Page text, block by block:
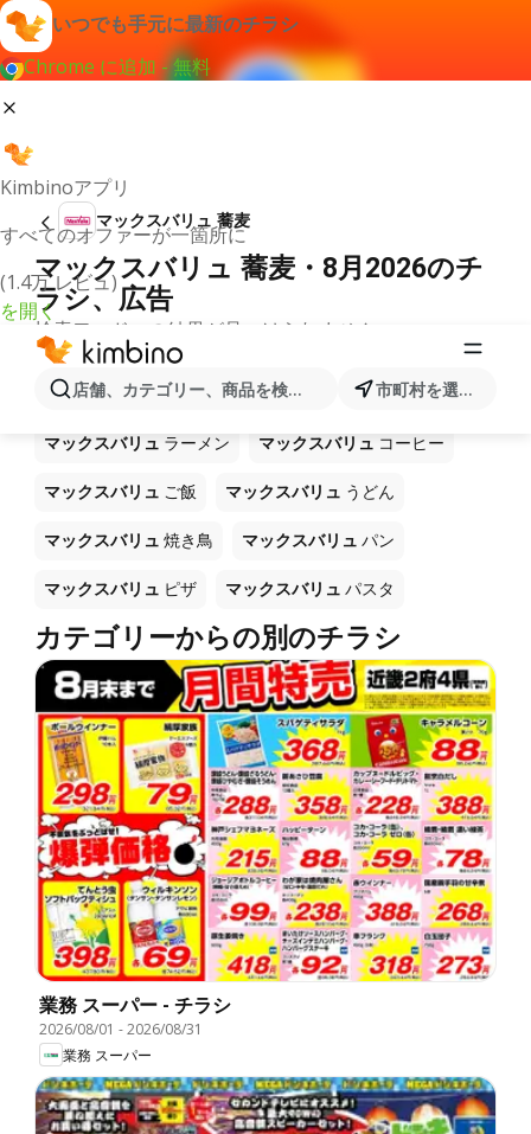
いつでも手元に最新のチラシ
Chrome に追加 - 無料
Kimbinoアプリ
すべてのオファーが一箇所に
(1.4万 レビュ)
を開く
店舗、カテゴリー、商品を検索... 市町村を選択します
マックスバリュ 蕎麦
マックスバリュ 蕎麦・8月2026のチ
ラシ、広告
検索ワードへの結果が見つけられません。
ショップ マックスバリュ で販売中
の他製品
マックスバリュ ラーメン マックスバリュ コーヒー
マックスバリュ ご飯 マックスバリュ うどん
マックスバリュ 焼き鳥 マックスバリュ パン
マックスバリュ ピザ マックスバリュ パスタ
カテゴリーからの別のチラシ
業務 スーパー - チラシ
2026/08/01 -2026/08/31
業務 スーパー